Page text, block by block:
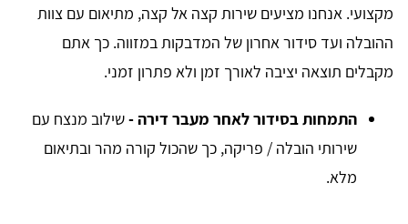
מקצועי. אנחנו מציעים שירות קצה אל קצה, מתיאום עם צוות
ההובלה ועד סידור אחרון של המדבקות במזווה. כך אתם
מקבלים תוצאה יציבה לאורך זמן ולא פתרון זמני.
התמחות בסידור לאחר מעבר דירה -שילוב מנצח עם
שירותי הובלה / פריקה, כך שהכול קורה מהר ובתיאום
מלא.